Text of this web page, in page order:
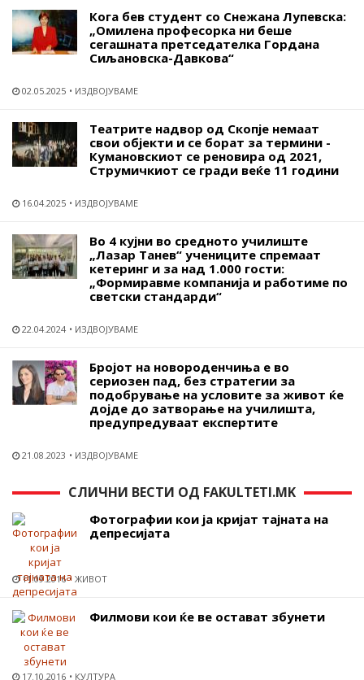
Кога бев студент со Снежана Лупевска:
„Омилена професорка ни беше
сегашната претседателка Гордана
Сиљановска-Давкова“
02.05.2025 ИЗДВОЈУВАМЕ
Театрите надвор од Скопје немаат
свои објекти и се борат за термини -
Кумановскиот се реновира од 2021,
Струмичкиот се гради веќе 11 години
16.04.2025 ИЗДВОЈУВАМЕ
Во 4 кујни во средното училиште
„Лазар Танев“ учениците спремаат
кетеринг и за над 1.000 гости:
„Формиравме компанија и работиме по
светски стандарди“
22.04.2024 ИЗДВОЈУВАМЕ
Бројот на новороденчиња е во
сериозен пад, без стратегии за
подобрување на условите за живот ќе
дојде до затворање на училишта,
предупредуваат експертите
21.08.2023 ИЗДВОЈУВАМЕ
СЛИЧНИ ВЕСТИ ОД FAKULTETI.MK
Фотографии кои ја кријат тајната на
депресијата
11.09.2016 ЖИВОТ
Филмови кои ќе ве остават збунети
17.10.2016 КУЛТУРА